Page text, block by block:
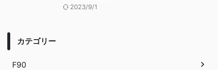
2023/9/1
カテゴリー
F90